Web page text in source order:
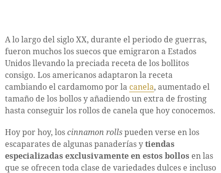
A lo largo del siglo XX, durante el periodo de guerras,
fueron muchos los suecos que emigraron a Estados
Unidos llevando la preciada receta de los bollitos
consigo. Los americanos adaptaron la receta
cambiando el cardamomo por la canela, aumentado el
tamaño de los bollos y añadiendo un extra de frosting
hasta conseguir los rollos de canela que hoy conocemos.
Hoy por hoy, los cinnamon rolls pueden verse en los
escaparates de algunas panaderías y tiendas
especializadas exclusivamente en estos bollos en las
que se ofrecen toda clase de variedades dulces e incluso